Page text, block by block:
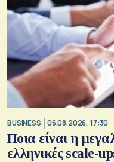
BUSINESS 06.08.2026, 17:30
Ποια είναι η
ελληνικές scale-